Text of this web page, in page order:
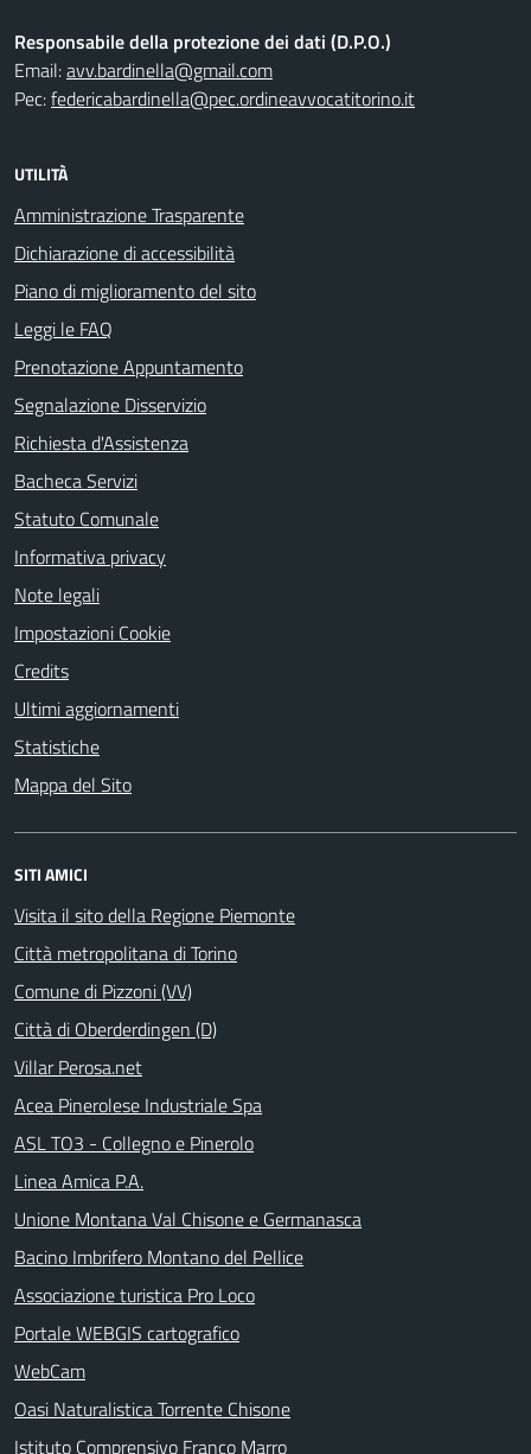
Responsabile della protezione dei dati (D.P.O.)
Email:avv.bardinella@gmail.com
Pec:federicabardinella@pec.ordineavvocatitorino.it
UTILITÀ
Amministrazione Trasparente
Dichiarazione di accessibilità
Piano di miglioramento del sito
Leggi le FAQ
Prenotazione Appuntamento
Segnalazione Disservizio
Richiesta d'Assistenza
Bacheca Servizi
Statuto Comunale
Informativa privacy
Note legali
Impostazioni Cookie
Credits
Ultimi aggiornamenti
Statistiche
Mappa del Sito
SITI AMICI
Visita il sito della Regione Piemonte
Città metropolitana di Torino
Comune di Pizzoni (VV)
Città di Oberderdingen (D)
Villar Perosa.net
Acea Pinerolese Industriale Spa
ASL TO3 - Collegno e Pinerolo
Linea Amica P.A.
Unione Montana Val Chisone e Germanasca
Bacino Imbrifero Montano del Pellice
Associazione turistica Pro Loco
Portale WEBGIS cartografico
WebCam
Oasi Naturalistica Torrente Chisone
Istituto Comprensivo Franco Marro